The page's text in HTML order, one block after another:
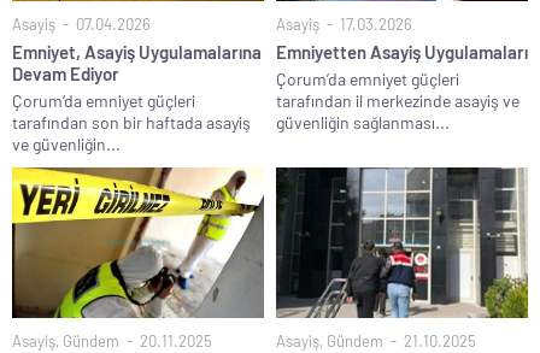
Asayiş 07.04.2026
Emniyet, Asayiş Uygulamalarına
Devam Ediyor
Çorum’da emniyet güçleri
tarafından son bir haftada asayiş
ve güvenliğin...
Asayiş 17.03.2026
Emniyetten Asayiş Uygulamaları
Çorum’da emniyet güçleri
tarafından il merkezinde asayiş ve
güvenliğin sağlanması...
Asayiş, Gündem 20.11.2025 Asayiş, Gündem 21.10.2025